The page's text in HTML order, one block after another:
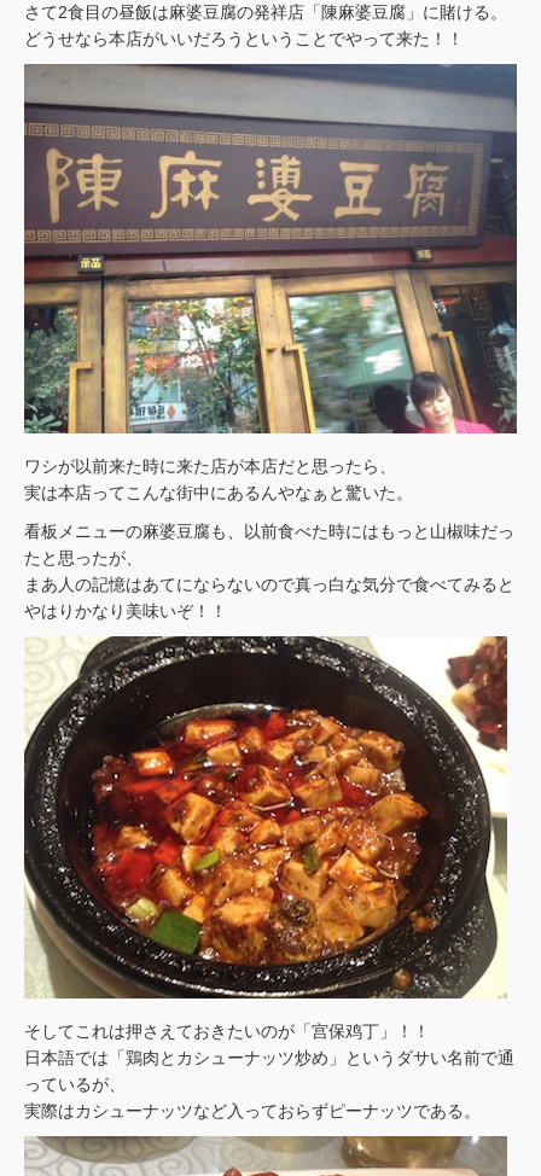
さて2食目の昼飯は麻婆豆腐の発祥店「陳麻婆豆腐」に賭ける。
どうせなら本店がいいだろうということでやって来た！！
ワシが以前来た時に来た店が本店だと思ったら、
実は本店ってこんな街中にあるんやなぁと驚いた。
看板メニューの麻婆豆腐も、以前食べた時にはもっと山椒味だっ
たと思ったが、
まあ人の記憶はあてにならないので真っ白な気分で食べてみると
やはりかなり美味いぞ！！
そしてこれは押さえておきたいのが「宫保鸡丁」！！
日本語では「鶏肉とカシューナッツ炒め」というダサい名前で通
っているが、
実際はカシューナッツなど入っておらずピーナッツである。